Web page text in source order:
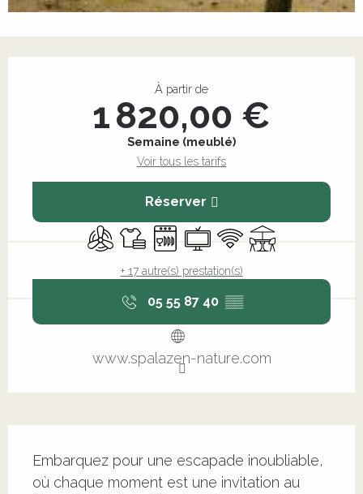
À partir de
1 820,00 €
Semaine (meublé)
Voir tous les tarifs
Réserver
Air conditionné
Draps et linge
Lave vaisselle
Télévision
WiFi Terrasse
+ 17 autre(s) prestation(s)
05 55 87 40 ▒▒
www.spalazen-nature.com
Embarquez pour une escapade inoubliable,
où chaque moment est une invitation au